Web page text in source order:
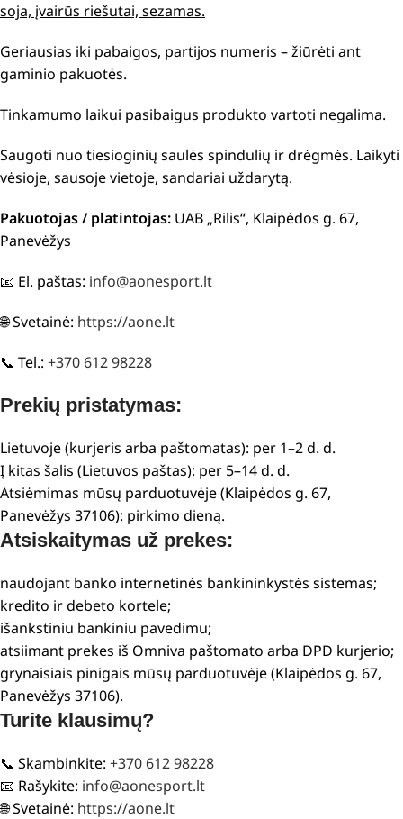
soja, įvairūs riešutai, sezamas.
Geriausias iki pabaigos, partijos numeris – žiūrėti ant
gaminio pakuotės.
Tinkamumo laikui pasibaigus produkto vartoti negalima.
Saugoti nuo tiesioginių saulės spindulių ir drėgmės. Laikyti
vėsioje, sausoje vietoje, sandariai uždarytą.
Pakuotojas / platintojas: UAB „Rilis“, Klaipėdos g. 67,
Panevėžys
📧 El. paštas: info@aonesport.lt
🌐 Svetainė: https://aone.lt
📞 Tel.: +370 612 98228
Prekių pristatymas:
Lietuvoje (kurjeris arba paštomatas): per 1–2 d. d.
Į kitas šalis (Lietuvos paštas): per 5–14 d. d.
Atsiėmimas mūsų parduotuvėje (Klaipėdos g. 67,
Panevėžys 37106): pirkimo dieną.
Atsiskaitymas už prekes:
naudojant banko internetinės bankininkystės sistemas;
kredito ir debeto kortele;
išankstiniu bankiniu pavedimu;
atsiimant prekes iš Omniva paštomato arba DPD kurjerio;
grynaisiais pinigais mūsų parduotuvėje (Klaipėdos g. 67,
Panevėžys 37106).
Turite klausimų?
📞 Skambinkite: +370 612 98228
📧 Rašykite: info@aonesport.lt
🌐 Svetainė: https://aone.lt